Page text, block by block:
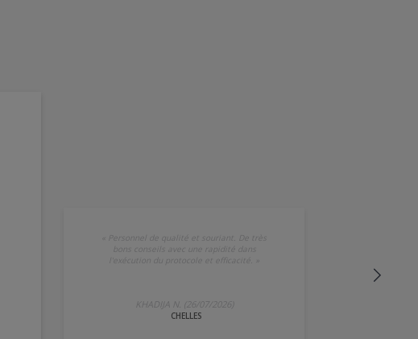
Personnel de qualité et souriant. De très
bons conseils avec une rapidité dans
l'exécution du protocole et efficacité.
KHADIJA N. (26/07/2026)
CHELLES